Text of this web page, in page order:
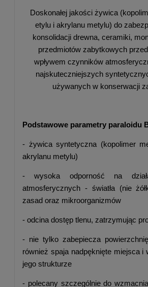
Doskonałej jakości żywica
etylu i akrylanu metylu) do
konsolidacji drewna, ceramiki,
przedmiotów zabytkowych
wpływem czynników
najskuteczniejszych
używanych w konserwacji
Podstawowe parametry paraloidu
- żywica syntetyczna (kopolimer
akrylanu metylu)
- wysoka odporność na
atmosferycznych - światła (nie
zasad oraz mikroorganizmów
- odcina dostęp tlenu, zatrzymując
- nie tylko zabepiecza
również spaja nadpęknięte miejsca i
jego strukturze
- polecany szczególnie do